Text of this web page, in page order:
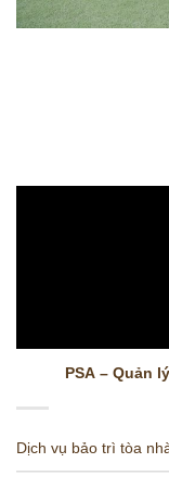
PSA – Quản
Dịch vụ bảo trì tòa